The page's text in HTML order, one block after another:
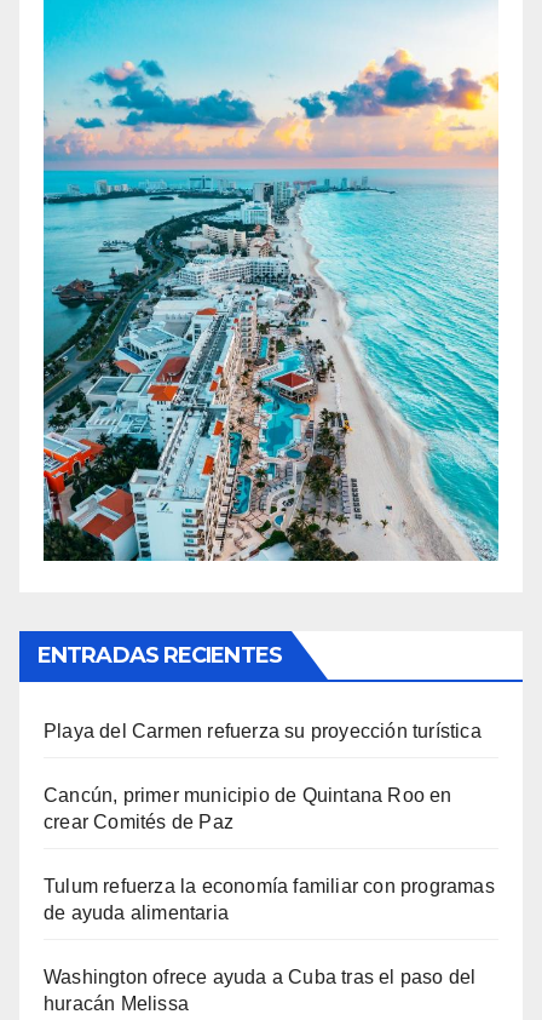
ENTRADAS RECIENTES
Playa del Carmen refuerza su proyección turística
Cancún, primer municipio de Quintana Roo en
crear Comités de Paz
Tulum refuerza la economía familiar con programas
de ayuda alimentaria
Washington ofrece ayuda a Cuba tras el paso del
huracán Melissa